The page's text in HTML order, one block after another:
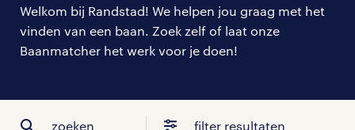
mijn carrière
over randstad
Welkom bij Randstad! We helpen jou graag met het
vinden van een baan. Zoek zelf of laat onze
Baanmatcher het werk voor je doen!
zoeken filter resultaten